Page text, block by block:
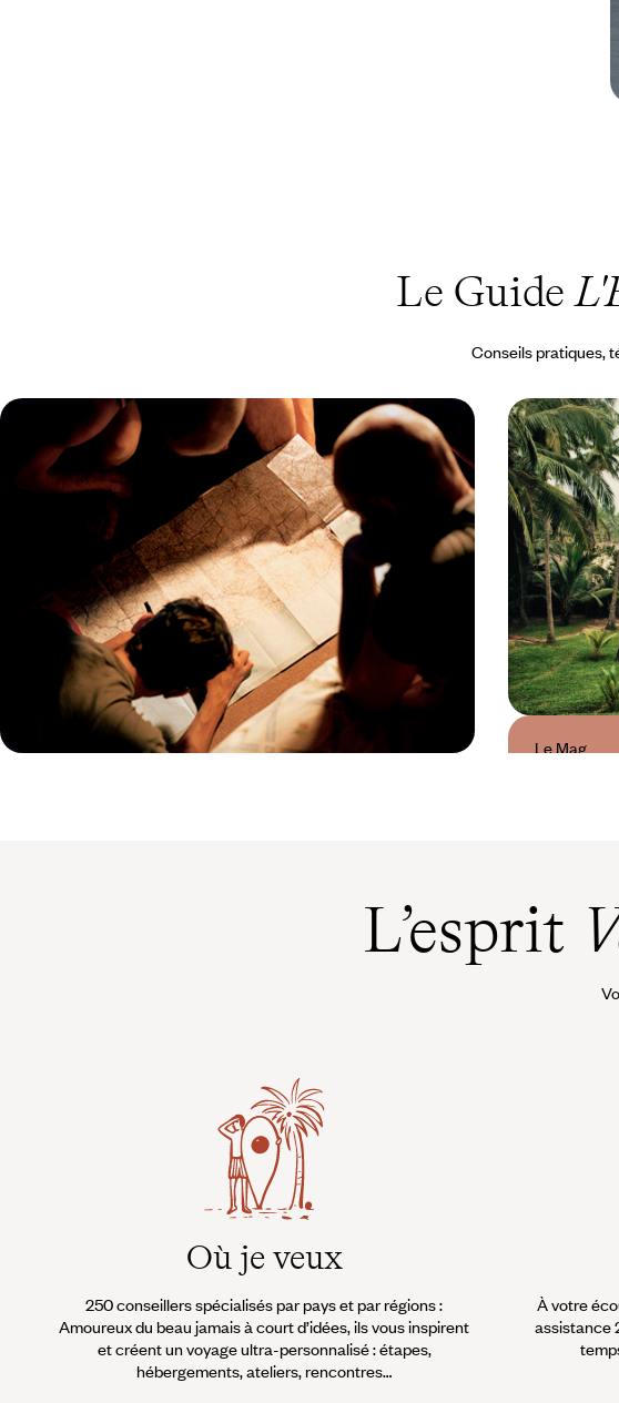
Le Guide
Conseils pratiques,
Le Mag
L’esprit
Où je veux
250 conseillers spécialisés par pays et par régions :
Amoureux du beau jamais à court d’idées, ils vous inspirent
et créent un voyage ultra-personnalisé : étapes,
hébergements, ateliers, rencontres…
À votre
assistance